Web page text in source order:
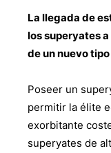
La llegada de
los superyates
de un nuevo
Poseer un
permitir la élite
exorbitante
superyates de